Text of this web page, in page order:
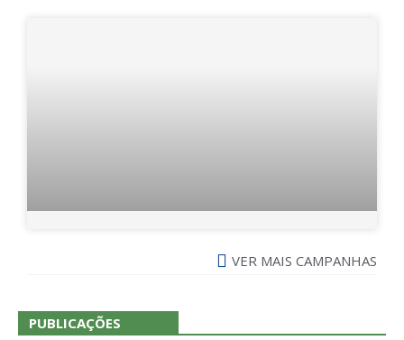
VER MAIS CAMPANHAS
PUBLICAÇÕES